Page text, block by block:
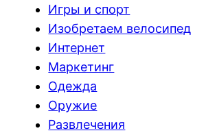
Игры и спорт
Изобретаем велосипед
Интернет
Маркетинг
Одежда
Оружие
Развлечения